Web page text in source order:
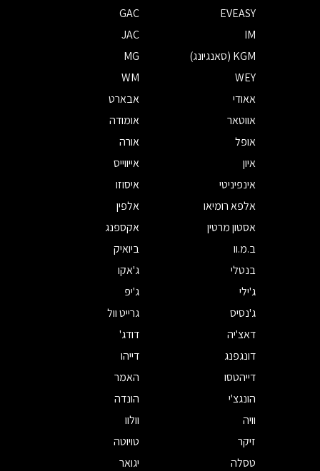
EVEASY
GAC
IM
JAC
KGM (סאנגיונג)
MG
WEY
WM
אאודי
אבארט
אווטאר
אומודה
אופל
אורה
איון
אייווייס
אינפיניטי
איסוזו
אלפא רומיאו
אלפין
אסטון מרטין
אקספנג
ב.מ.וו
ביואיק
בנטלי
ג'אקו
ג'ילי
ג'יפ
ג'נסיס
גרייט וול
דאצ'יה
דודג'
דונגפנג
דייהו
דייהטסו
האמר
הונגצ'י
הונדה
וויה
וולוו
זיקר
טויוטה
טסלה
יגואר